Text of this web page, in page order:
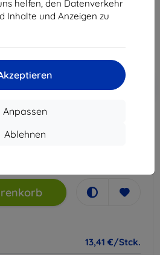
helfen, den Datenverkehr
Inhalte und Anzeigen zu
Anpassen
Ablehnen
Warenkorb
13,41 €/Stck.